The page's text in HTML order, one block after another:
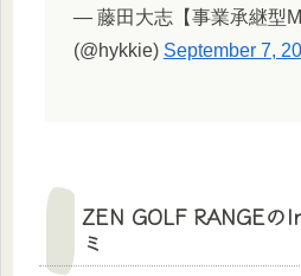
— 藤田大志【事業承継型
(@hykkie) September 7,
ZEN GOLF RANGE
ミ